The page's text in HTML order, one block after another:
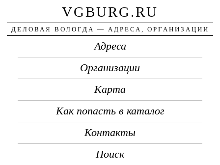
VGBURG.RU
ДЕЛОВАЯ ВОЛОГДА — АДРЕСА, ОРГАНИЗАЦИИ
Адреса
Организации
Карта
Как попасть в каталог
Контакты
Поиск